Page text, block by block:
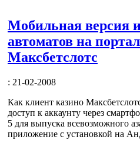
Мобильная версия
автоматов на
Максбетслотс
: 21-02-2008
Как клиент казино
доступ к аккаунту через
5 для выпуска всевозможного
приложение с установкой на